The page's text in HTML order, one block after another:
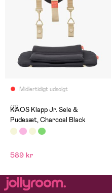
Midlertidigt udsolgt
(0)
KAOS Klapp Jr. Sele &
Pudesæt, Charcoal Black
589 kr